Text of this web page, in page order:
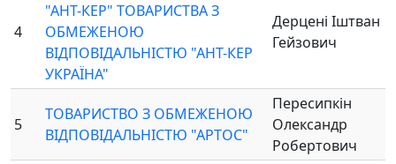
4
"АНТ-КЕР" ТОВАРИСТВА З
ОБМЕЖЕНОЮ
ВІДПОВІДАЛЬНІСТЮ "АНТ-КЕР
УКРАЇНА"
Дерцені Іштван
Гейзович
5
ТОВАРИСТВО З ОБМЕЖЕНОЮ
ВІДПОВІДАЛЬНІСТЮ "АРТОС"
Пересипкін
Олександр
Робертович